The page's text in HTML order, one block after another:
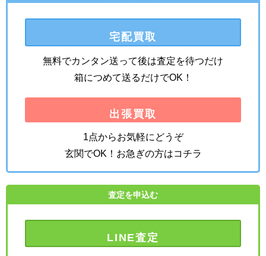
宅配買取
無料でカンタン送って後は査定を待つだけ
箱につめて送るだけでOK！
出張買取
1点からお気軽にどうぞ
玄関でOK！お急ぎの方はコチラ
査定を申込む
LINE査定